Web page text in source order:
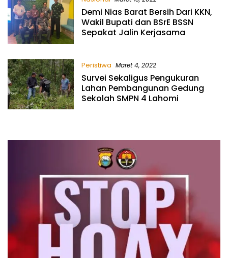
Demi Nias Barat Bersih Dari KKN,
Wakil Bupati dan BSrE BSSN
Sepakat Jalin Kerjasama
Peristiwa Maret 4, 2022
Survei Sekaligus Pengukuran
Lahan Pembangunan Gedung
Sekolah SMPN 4 Lahomi